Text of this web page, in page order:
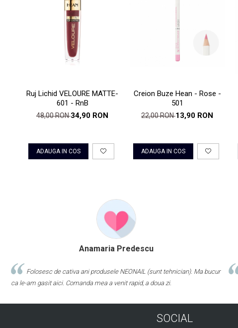
Ruj Lichid VELOURE MATTE-
601 - RnB
48,00 RON34,90 RON
ADAUGA IN COS
Creion Buze Hean - Rose -
501
22,00 RON13,90 RON
ADAUGA IN COS
Anamaria Predescu
Folosesc de cativa ani produsele NEONAIL (sunt tehnician). Ma bucur
ca le-am gasit aici. Comanda mea a venit rapid, a doua zi.
SOCIAL